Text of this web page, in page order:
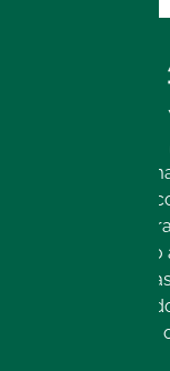
Todas as
conformidade
Conselho
As imagens
representam
Todo o
autorais.